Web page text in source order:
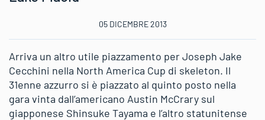
05 DICEMBRE 2013
Arriva un altro utile piazzamento per Joseph Jake
Cecchini nella North America Cup di skeleton. Il
31enne azzurro si è piazzato al quinto posto nella
gara vinta dall’americano Austin McCrary sul
giapponese Shinsuke Tayama e l’altro statunitense